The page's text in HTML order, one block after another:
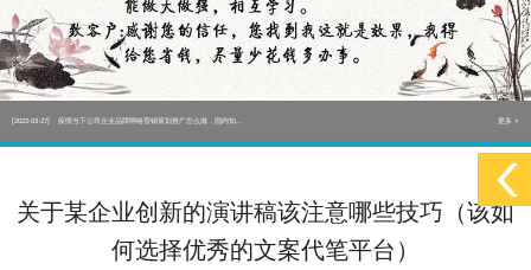
[2022-05-29] 实体门店如何做网络推广吸引客户，实体店网络营销技巧... 更多 >
[2022-05-04] 污水处理设备厂家产品如何做网络推广（污水处理项目网... 更多 >
[2022-03-27] 疫情当下公司企业品牌网络营销策划推广怎么做，国内知... 更多 >
[2022-05-29] 实体门店如何做网络推广吸引客户，实体店网络营销技巧...
污水处理设备厂家产品如何做网络推广（污水处理项目网...
关于某企业创新的演讲稿该注意哪些技巧（该如
何选择优秀的文案代笔平台）